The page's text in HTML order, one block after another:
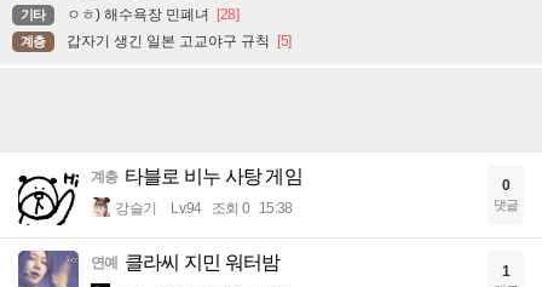
기타 ㅇㅎ) 해수욕장 민폐녀 [28]
계층 갑자기 생긴 일본 고교야구 규칙 [5]
계층 타블로 비누 사탕 게임
강슬기 Lv.94 조회 0 15:38
0
댓글
연예 클라씨 지민 워터밤 1